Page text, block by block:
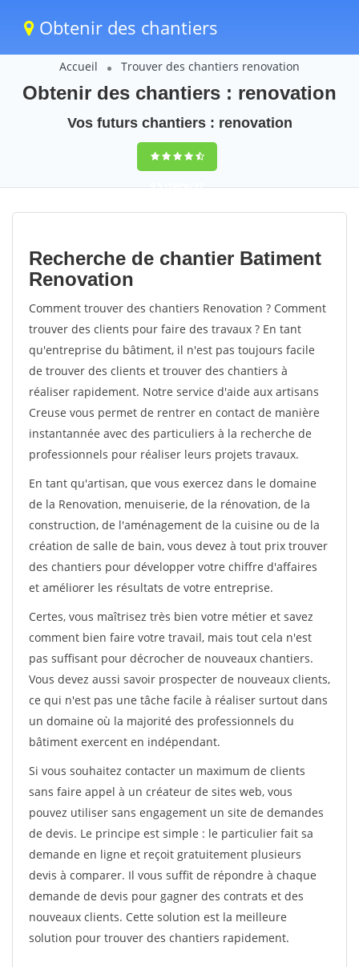
Obtenir des chantiers
Accueil Trouver des chantiers renovation
Obtenir des chantiers : renovation
Vos futurs chantiers : renovation
9,5(100%)37
votes
Recherche de chantier Batiment
Renovation
Comment trouver des chantiers Renovation ? Comment
trouver des clients pour faire des travaux ? En tant
qu'entreprise du bâtiment, il n'est pas toujours facile
de trouver des clients et trouver des chantiers à
réaliser rapidement. Notre service d'aide aux artisans
Creuse vous permet de rentrer en contact de manière
instantannée avec des particuliers à la recherche de
professionnels pour réaliser leurs projets travaux.
En tant qu'artisan, que vous exercez dans le domaine
de la Renovation, menuiserie, de la rénovation, de la
construction, de l'aménagement de la cuisine ou de la
création de salle de bain, vous devez à tout prix trouver
des chantiers pour développer votre chiffre d'affaires
et améliorer les résultats de votre entreprise.
Certes, vous maîtrisez très bien votre métier et savez
comment bien faire votre travail, mais tout cela n'est
pas suffisant pour décrocher de nouveaux chantiers.
Vous devez aussi savoir prospecter de nouveaux clients,
ce qui n'est pas une tâche facile à réaliser surtout dans
un domaine où la majorité des professionnels du
bâtiment exercent en indépendant.
Si vous souhaitez contacter un maximum de clients
sans faire appel à un créateur de sites web, vous
pouvez utiliser sans engagement un site de demandes
de devis. Le principe est simple : le particulier fait sa
demande en ligne et reçoit gratuitement plusieurs
devis à comparer. Il vous suffit de répondre à chaque
demande de devis pour gagner des contrats et des
nouveaux clients. Cette solution est la meilleure
solution pour trouver des chantiers rapidement.